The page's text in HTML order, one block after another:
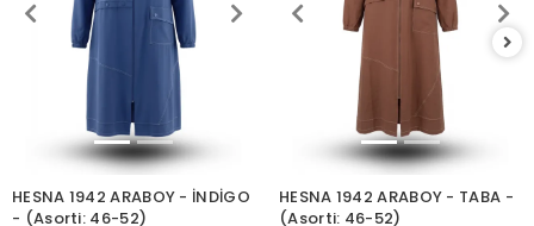
HESNA 1942 ARABOY - İNDİGO
- (Asorti: 46-52)
HESNA 1942 ARABOY - TABA -
(Asorti: 46-52)